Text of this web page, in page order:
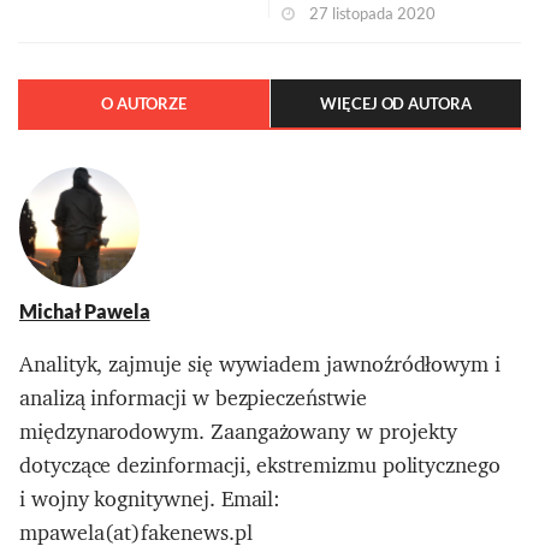
27 listopada 2020
O AUTORZE WIĘCEJ OD AUTORA
Michał Pawela
Analityk, zajmuje się wywiadem jawnoźródłowym i
analizą informacji w bezpieczeństwie
międzynarodowym. Zaangażowany w projekty
dotyczące dezinformacji, ekstremizmu politycznego
i wojny kognitywnej. Email:
mpawela(at)fakenews.pl